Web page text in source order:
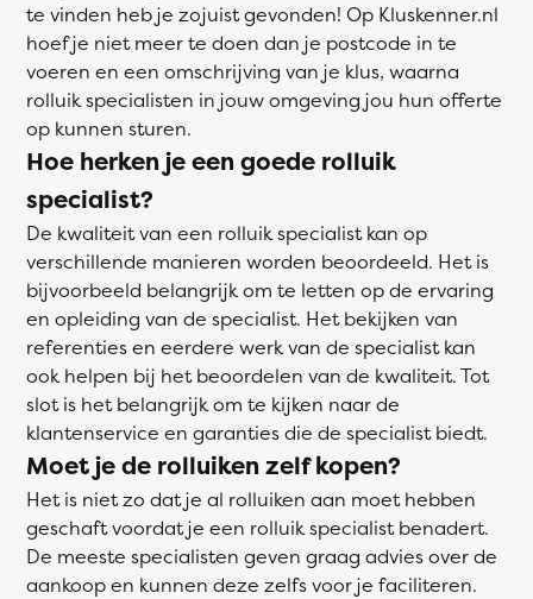
te vinden heb je zojuist gevonden! Op Kluskenner.nl
hoef je niet meer te doen dan je postcode in te
voeren en een omschrijving van je klus, waarna
rolluik specialisten in jouw omgeving jou hun offerte
op kunnen sturen.
Hoe herken je een goede rolluik
specialist?
De kwaliteit van een rolluik specialist kan op
verschillende manieren worden beoordeeld. Het is
bijvoorbeeld belangrijk om te letten op de ervaring
en opleiding van de specialist. Het bekijken van
referenties en eerdere werk van de specialist kan
ook helpen bij het beoordelen van de kwaliteit. Tot
slot is het belangrijk om te kijken naar de
klantenservice en garanties die de specialist biedt.
Moet je de rolluiken zelf kopen?
Het is niet zo dat je al rolluiken aan moet hebben
geschaft voordat je een rolluik specialist benadert.
De meeste specialisten geven graag advies over de
aankoop en kunnen deze zelfs voor je faciliteren.